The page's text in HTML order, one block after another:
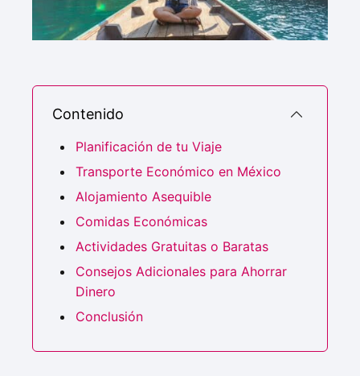
Contenido
Planificación de tu Viaje
Transporte Económico en México
Alojamiento Asequible
Comidas Económicas
Actividades Gratuitas o Baratas
Consejos Adicionales para Ahorrar
Dinero
Conclusión